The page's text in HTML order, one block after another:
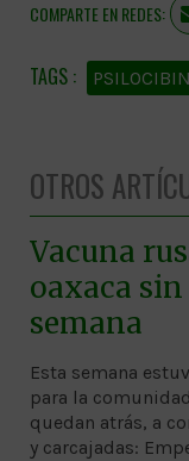
COMPARTE EN REDES:
OTROS
Vacuna
oaxaca
semana
Esta semana
para la
quedan atrás, a
y carcajadas: